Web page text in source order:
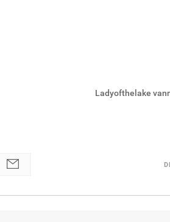
Ladyofthelake